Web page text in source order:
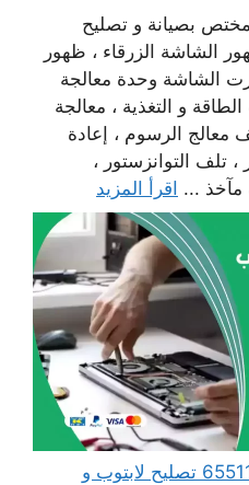
بصيانة و تصليح
الشاشة الزرقاء ، ظهور
الشاشة وحدة معالجة
و التغذية ، معالجة
معالج الرسوم ، إعادة
تلف التوانزستور ،
مآخذ ... اقرأ المزيد
مهندس كمبيوتر الزور 65511033 تصليح لابتوب و